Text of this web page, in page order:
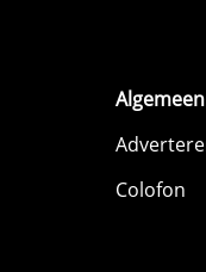
Algemeen
Colofon